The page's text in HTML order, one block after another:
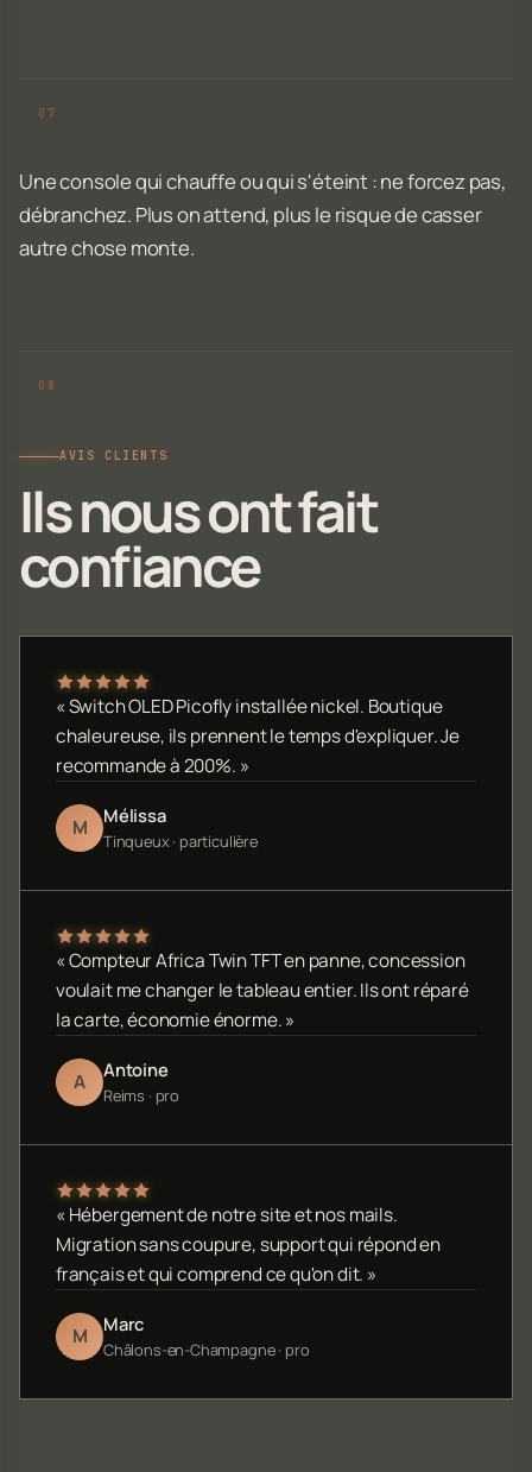
Une console qui chauffe ou qui s'éteint : ne forcez pas,
débranchez. Plus on attend, plus le risque de casser
autre chose monte.
AVIS CLIENTS
Ils nous ont fait
confiance
« Switch OLED Picofly installée nickel. Boutique
chaleureuse, ils prennent le temps d'expliquer. Je
recommande à 200%. »
M Mélissa
Tinqueux · particulière
« Compteur Africa Twin TFT en panne, concession
voulait me changer le tableau entier. Ils ont réparé
la carte, économie énorme. »
A Antoine
Reims · pro
« Hébergement de notre site et nos mails.
Migration sans coupure, support qui répond en
français et qui comprend ce qu'on dit. »
M Marc
Châlons-en-Champagne · pro